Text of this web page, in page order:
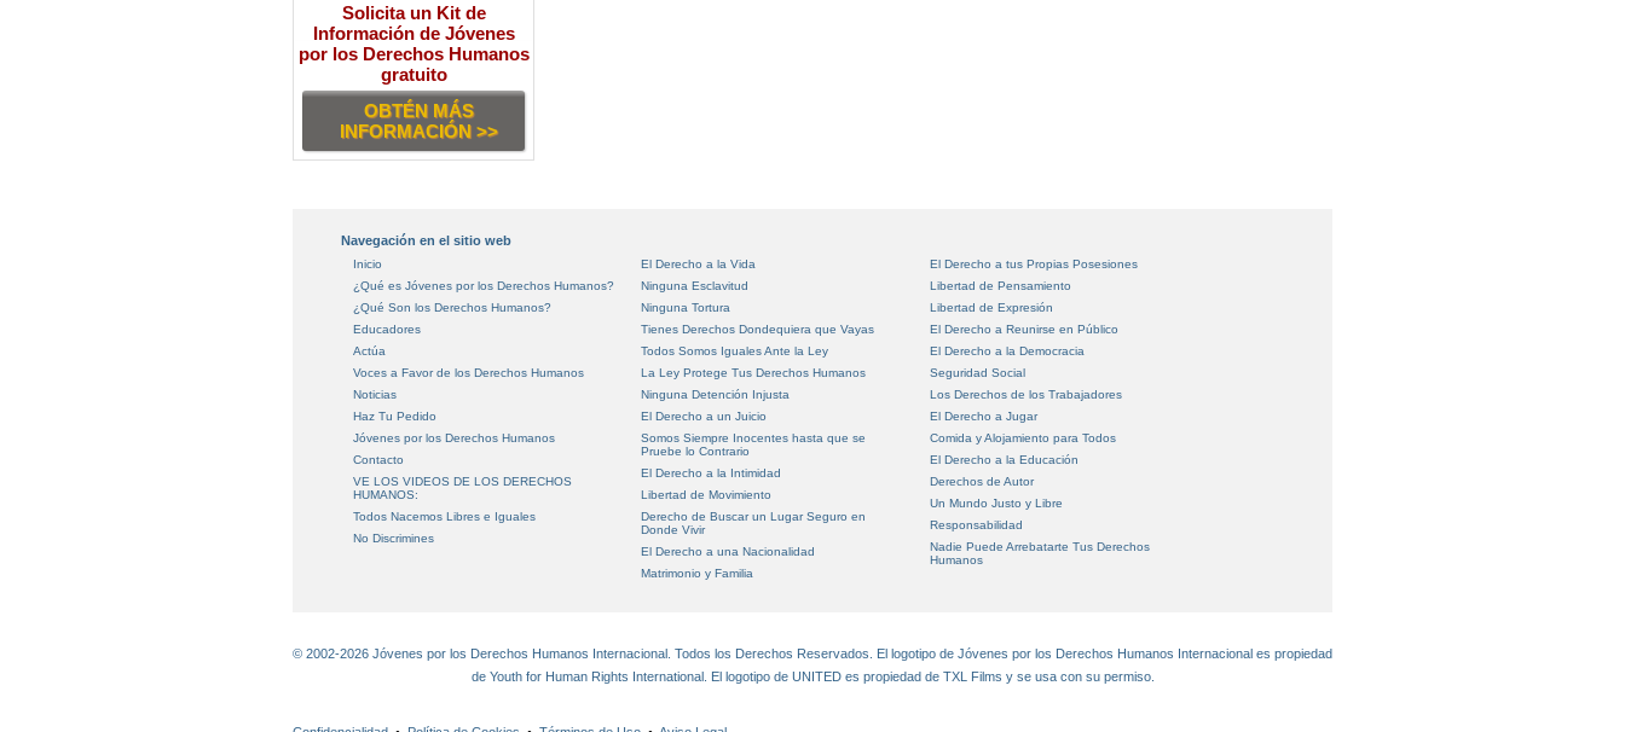
Solicita un Kit de
Información de Jóvenes
por los Derechos Humanos
gratuito
OBTÉN MÁS
INFORMACIÓN >>
Navegación en el sitio web
Inicio
¿Qué es Jóvenes por los Derechos Humanos?
¿Qué Son los Derechos Humanos?
Educadores
Actúa
Voces a Favor de los Derechos Humanos
Noticias
Haz Tu Pedido
Jóvenes por los Derechos Humanos
Contacto
VE LOS VIDEOS DE LOS DERECHOS
HUMANOS:
Todos Nacemos Libres e Iguales
No Discrimines
El Derecho a la Vida
Ninguna Esclavitud
Ninguna Tortura
Tienes Derechos Dondequiera que Vayas
Todos Somos Iguales Ante la Ley
La Ley Protege Tus Derechos Humanos
Ninguna Detención Injusta
El Derecho a un Juicio
Somos Siempre Inocentes hasta que se
Pruebe lo Contrario
El Derecho a la Intimidad
Libertad de Movimiento
Derecho de Buscar un Lugar Seguro en
Donde Vivir
El Derecho a una Nacionalidad
Matrimonio y Familia
El Derecho a tus Propias Posesiones
Libertad de Pensamiento
Libertad de Expresión
El Derecho a Reunirse en Público
El Derecho a la Democracia
Seguridad Social
Los Derechos de los Trabajadores
El Derecho a Jugar
Comida y Alojamiento para Todos
El Derecho a la Educación
Derechos de Autor
Un Mundo Justo y Libre
Responsabilidad
Nadie Puede Arrebatarte Tus Derechos
Humanos
© 2002-2026 Jóvenes por los Derechos Humanos Internacional. Todos los Derechos Reservados. El logotipo de Jóvenes por los Derechos Humanos Internacional es propiedad
de Youth for Human Rights International. El logotipo de UNITED es propiedad de TXL Films y se usa con su permiso.